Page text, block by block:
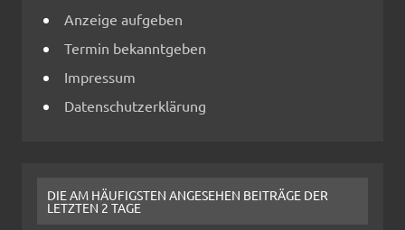
Anzeige aufgeben
Termin bekanntgeben
Impressum
Datenschutzerklärung
DIE AM HÄUFIGSTEN ANGESEHEN BEITRÄGE DER
LETZTEN 2 TAGE